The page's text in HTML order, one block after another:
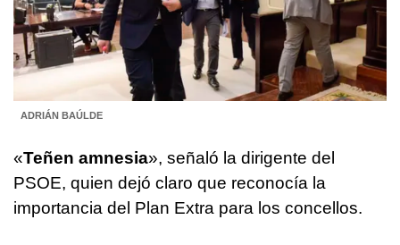
ADRIÁN BAÚLDE
«Teñen amnesia», señaló la dirigente del
PSOE, quien dejó claro que reconocía la
importancia del Plan Extra para los concellos.